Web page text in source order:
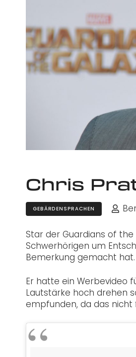
Chris
GEBÄRDENSPRACHEN
Star der Guardians of the
Schwerhörigen um
Bemerkung gemacht hat.
Er hatte ein Werbevideo
Lautstärke hoch drehen
empfunden, da das nicht